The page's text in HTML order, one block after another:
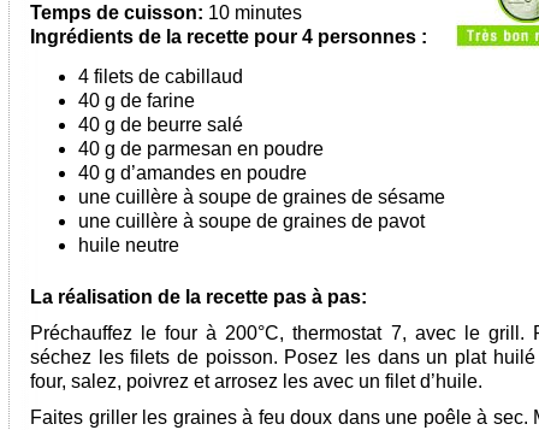
Temps de cuisson: 10 minutes
Ingrédients de la recette pour 4 personnes :
4 filets de cabillaud
40 g de farine
40 g de beurre salé
40 g de parmesan en poudre
40 g d’amandes en poudre
une cuillère à soupe de graines de sésame
une cuillère à soupe de graines de pavot
huile neutre
La réalisation de la recette pas à pas:
Préchauffez le four à 200°C, thermostat 7, avec le grill.
séchez les filets de poisson. Posez les dans un plat
four, salez, poivrez et arrosez les avec un filet d’huile.
Faites griller les graines à feu doux dans une poêle à sec.